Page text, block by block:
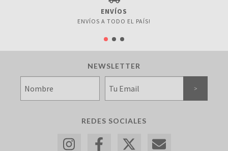
ENVÍOS
ENVÍOS A TODO EL PAÍS!
NEWSLETTER
REDES SOCIALES